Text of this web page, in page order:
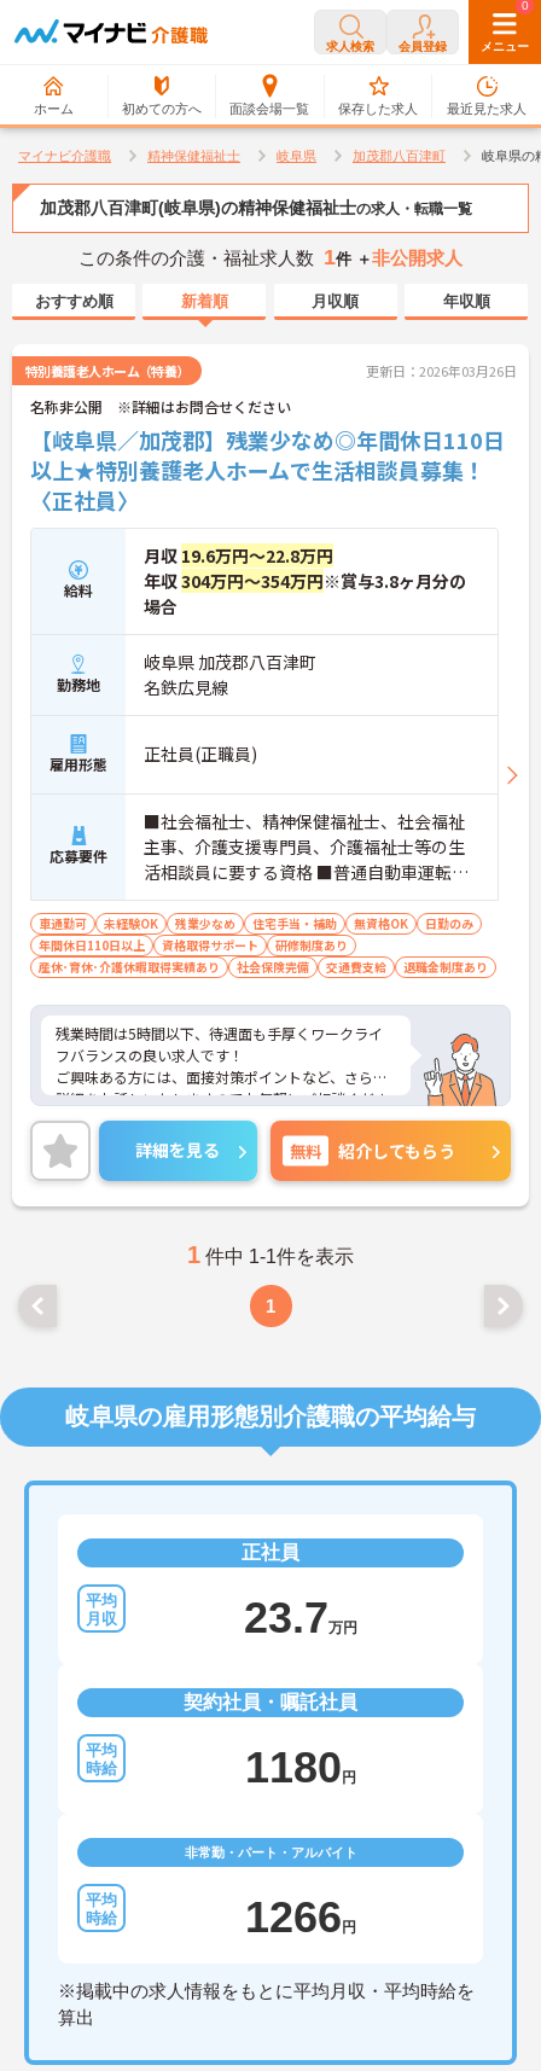
求人検索 会員登録 メニュー
ホーム 初めての方へ 面談会場一覧
0
保存した求人
0
最近見た求人
マイナビ介護職 精神保健福祉士 岐阜県 加茂郡八百津町 岐阜県の
加茂郡八百津町(岐阜県)の精神保健福祉士の求人・転職一覧
この条件の介護・福祉求人数 1件 ＋非公開求人
おすすめ順 新着順 月収順 年収順
特別養護老人ホーム（特養） 更新日：2026年03月26日
名称非公開 ※詳細はお問合せください
【岐阜県／加茂郡】残業少なめ◎年間休日110日
以上★特別養護老人ホームで生活相談員募集！
〈正社員〉
給料
月収 19.6万円～22.8万円
年収304万円～354万円※賞与3.8ヶ月分の
場合
勤務地
岐阜県 加茂郡八百津町
名鉄広見線
雇用形態 正社員(正職員)
応募要件
■社会福祉士、精神保健福祉士、社会福祉
主事、介護支援専門員、介護福祉士等の生
活相談員に要する資格 ■普通自動車運転免
許（AT車限定可） ■介護職の経験 ※ハイエ
ース等の運転経験があると尚可
車通勤可 未経験OK 残業少なめ 住宅手当・補助 無資格OK
日勤のみ
年間休日110日以上
資格取得サポート
研修制度あり
産休･育休･介護休暇取得実績あり
社会保険完備 交通費支給 退職金制度あり
残業時間は5時間以下、待遇面も手厚くワークライ
フバランスの良い求人です！
ご興味ある方には、面接対策ポイントなど、さらに
詳細をお話しいたしますのでお気軽にご相談くださ
い！
詳細を見る 無料 紹介してもらう
1 件中 1-1件を表示
1
岐阜県の雇用形態別介護職の平均給与
正社員
23.7万円
契約社員・嘱託社員
1180 円
非常勤・パート・アルバイト
1266 円
※掲載中の求人情報をもとに平均月収・平均時給を
算出